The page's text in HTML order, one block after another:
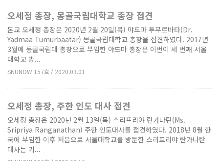
오세정 총장, 몽골국립대학교 총장 접견
본교 오세정 총장은 2020년 2월 20일(목) 야드마 투무르바타(Dr.
Yadmaa Tumurbaatar) 몽골국립대학교 총장을 접견하였다. 2017년
3월에 몽골국립대 총장으로 부임한 야드마 총장은 이번이 세 번째 서울
대학교 방...
SNUNOW 157호 / 2020.03.01
오세정 총장, 주한 인도 대사 접견
오세정 총장은 2020년 2월 13일(목) 스리프리야 란가나탄(Ms.
Sripriya Ranganathan) 주한 인도대사를 접견하였다. 2018년 8월 한
국에 부임한 이후 처음으로 서울대학교를 방문한 스리프리야 란가나탄
대사는 기...